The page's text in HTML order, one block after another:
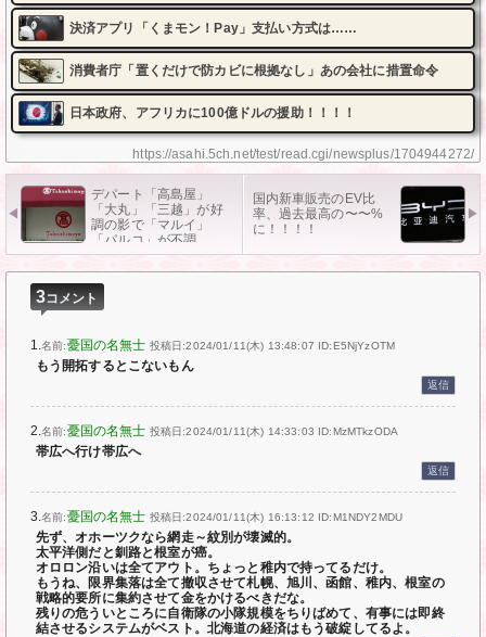
https://asahi.5ch.net/test/read.cgi/newsplus/1704944272/
決済アプリ「くまモン！Pay」支払い方式は……
消費者庁「置くだけで防カビに根拠なし」あの会社に措置命令
日本政府、アフリカに100億ドルの援助！！！！
デパート「高島屋」
「大丸」「三越」が好
調の影で「マルイ」
「パルコ」が不調…
国内新車販売のEV比
率、過去最高の〜〜%
に！！！！
3コメント
1.名前:憂国の名無士 投稿日:2024/01/11(木) 13:48:07 ID:E5NjYzOTM
もう開拓するとこないもん
返信
2.名前:憂国の名無士 投稿日:2024/01/11(木) 14:33:03 ID:MzMTkzODA
帯広へ行け帯広へ
返信
3.名前:憂国の名無士 投稿日:2024/01/11(木) 16:13:12 ID:M1NDY2MDU
先ず、オホーツクなら網走～紋別が壊滅的。
太平洋側だと釧路と根室が癌。
オロロン沿いは全てアウト。ちょっと稚内で持ってるだけ。
もうね、限界集落は全て撤収させて札幌、旭川、函館、稚内、根室の
戦略的要所に集約させて金をかけるべきだな。
残りの危ういところに自衛隊の小隊規模をちりばめて、有事には即終
結させるシステムがベスト。北海道の経済はもう破綻してるよ。